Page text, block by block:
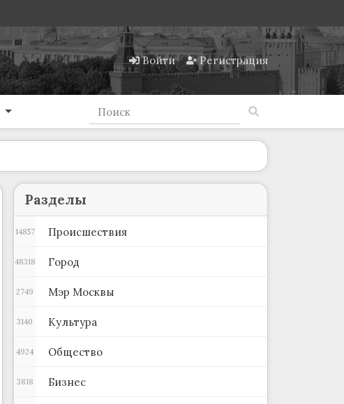
Войти Регистрация
Разделы
Происшествия
14857
Город
48318
Мэр Москвы
2749
Культура
3140
Общество
4924
Бизнес
3818